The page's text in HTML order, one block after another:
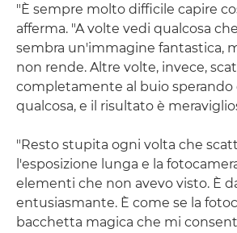
"È sempre molto difficile capire
afferma. "A volte vedi qualcosa
sembra un'immagine fantastica,
non rende. Altre volte, invece,
completamente al buio sperando
qualcosa, e il risultato è
"Resto stupita ogni volta che
l'esposizione lunga e la
elementi che non avevo visto. È
entusiasmante. È come se la
bacchetta magica che mi